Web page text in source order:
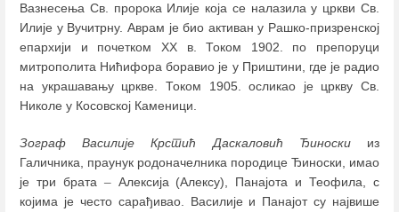
Вазнесења Св. пророка Илије која се налазила у цркви Св.
Илије у Вучитрну. Аврам је био активан у Рашко-призренској
епархији и почетком XX в. Током 1902. по препоруци
митрополита Нићифора боравио је у Приштини, где је радио
на украшавању цркве. Током 1905. осликао је цркву Св.
Николе у Косовској Каменици.
Зограф Василије Крстић Даскаловић Ђиноскииз
Галичника, праунук родоначелника породице Ђиноски, имао
је три брата –Алексија (Алексу), Панајота и Теофила, с
којима је често сарађивао. Василије и Панајот су највише